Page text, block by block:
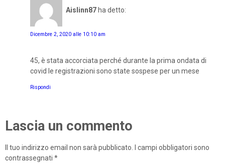
Aislinn87 ha detto:
Dicembre 2, 2020 alle 10:10 am
45, è stata accorciata perché durante la prima ondata di
covid le registrazioni sono state sospese per un mese
Rispondi
Lascia un commento
Il tuo indirizzo email non sarà pubblicato.
I campi obbligatori sono
contrassegnati *